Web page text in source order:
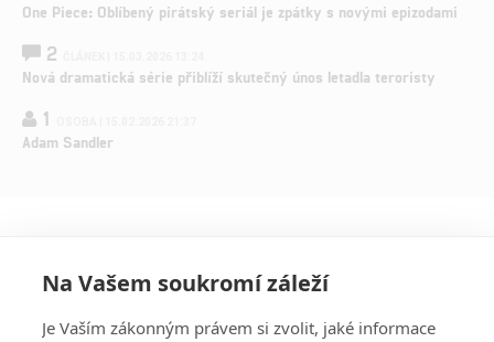
One Piece: Oblíbený pirátský seriál je zpátky s novými epizodami
2
Nová dramatická série přiblíží skutečný únos letadla teroristy
1
Adam Sandler
Na Vašem soukromí záleží
Je Vaším zákonným právem si zvolit, jaké informace